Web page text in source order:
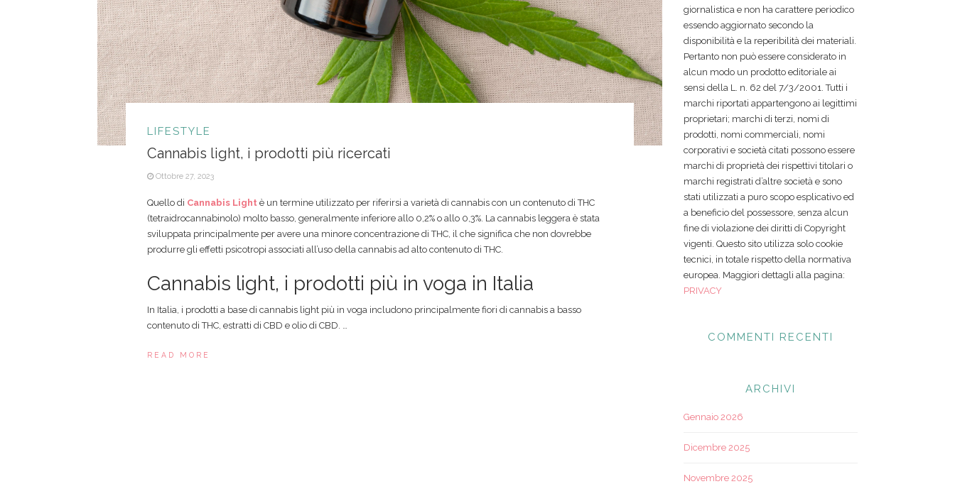
LIFESTYLE
Cannabis light, i prodotti più ricercati
Ottobre 27, 2023
Quello di Cannabis Lightè un termine utilizzato per riferirsi a varietà di cannabis con un contenuto di THC
(tetraidrocannabinolo) molto basso, generalmente inferiore allo 0,2% o allo 0,3%. La cannabis leggera è stata
sviluppata principalmente per avere una minore concentrazione di THC, il che significa che non dovrebbe
produrre gli effetti psicotropi associati all’uso della cannabis ad alto contenuto di THC.
Cannabis light, i prodotti più in voga in Italia
In Italia, i prodotti a base di cannabis light più in voga includono principalmente fiori di cannabis a basso
contenuto di THC, estratti di CBD e olio di CBD.
READ MORE
giornalistica e non ha carattere periodico
essendo aggiornato secondo la
disponibilità e la reperibilità dei materiali.
Pertanto non può essere considerato in
alcun modo un prodotto editoriale ai
sensi della L. n. 62 del 7/3/2001. Tutti i
marchi riportati appartengono ai legittimi
proprietari; marchi di terzi, nomi di
prodotti, nomi commerciali, nomi
corporativi e società citati possono essere
marchi di proprietà dei rispettivi titolari o
marchi registrati d’altre società e sono
stati utilizzati a puro scopo esplicativo ed
a beneficio del possessore, senza alcun
fine di violazione dei diritti di Copyright
vigenti. Questo sito utilizza solo cookie
tecnici, in totale rispetto della normativa
europea. Maggiori dettagli alla pagina:
PRIVACY
COMMENTI RECENTI
ARCHIVI
Gennaio 2026
Dicembre 2025
Novembre 2025